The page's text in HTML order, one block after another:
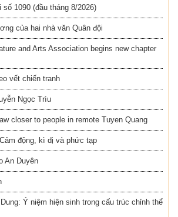
số 1090 (đầu tháng 8/2026)
của hai nhà văn Quân đội
and Arts Association begins new chapter
vết chiến tranh
Ngọc Trìu
closer to people in remote Tuyen Quang
động, kì dị và phức tạp
An Duyên
Ý niệm hiện sinh trong cấu trúc chỉnh thể